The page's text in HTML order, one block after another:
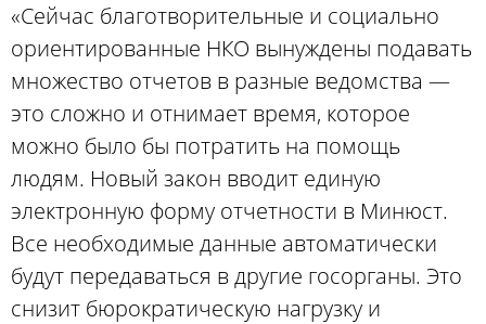
«Сейчас благотворительные и социально
ориентированные НКО вынуждены подавать
множество отчетов в разные ведомства —
это сложно и отнимает время, которое
можно было бы потратить на помощь
людям. Новый закон вводит единую
электронную форму отчетности в Минюст.
Все необходимые данные автоматически
будут передаваться в другие госорганы. Это
снизит бюрократическую нагрузку и